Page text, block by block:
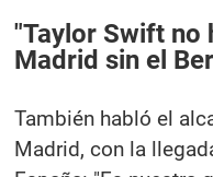
"Taylor Swift no
Madrid sin el
También habló el
Madrid, con la